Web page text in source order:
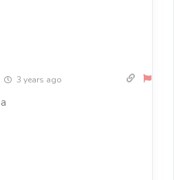
3 years ago